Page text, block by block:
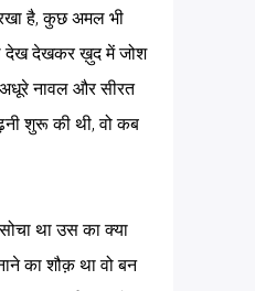
है, कुछ अमल भी
देख देखकर ख़ुद में जोश
अधूरे नावल और सीरत
शुरू की थी, वो कब
था उस का क्या
का शौक़ था वो बन